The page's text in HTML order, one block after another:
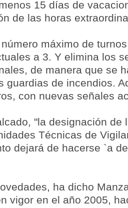
15 días de
de las horas
máximo de
a 3. Y elimina los
de manera que se
guardias de incendios.
con nuevas señales
"la designación de
Técnicas de
dejará de hacerse `a
ha dicho
vigor en el año 2005,